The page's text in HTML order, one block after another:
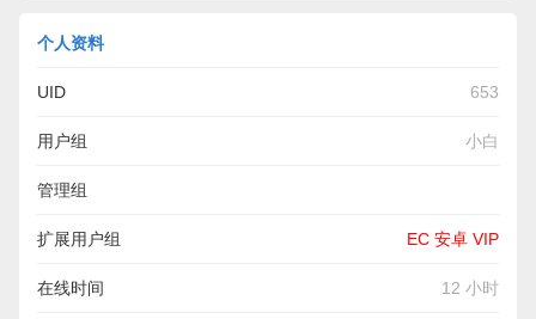
个人资料
UID 653
用户组 小白
管理组
扩展用户组 EC 安卓 VIP
在线时间 12 小时